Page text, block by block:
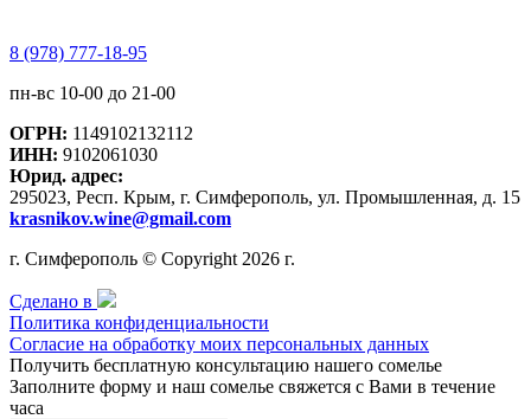
8 (978) 777-18-95
пн-вс 10-00 до 21-00
ОГРН: 1149102132112
ИНН: 9102061030
Юрид. адрес:
295023, Респ. Крым, г. Симферополь, ул. Промышленная, д. 15
krasnikov.wine@gmail.com
г. Симферополь © Copyright 2026 г.
Сделано в
Политика конфиденциальности
Согласие на обработку моих персональных данных
Получить бесплатную консультацию нашего сомелье
Заполните форму и наш сомелье свяжется с Вами в течение
часа